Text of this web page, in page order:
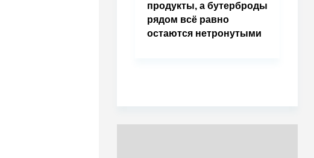
продукты, а бутерброды
рядом всё равно
остаются нетронутыми